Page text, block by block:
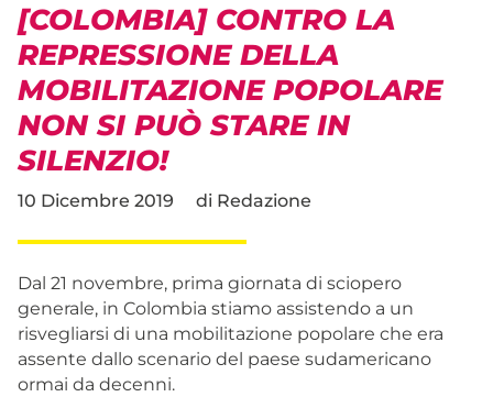
[COLOMBIA] CONTRO LA
REPRESSIONE DELLA
MOBILITAZIONE POPOLARE
NON SI PUÒ STARE IN
SILENZIO!
10 Dicembre 2019 di Redazione
Dal 21 novembre, prima giornata di sciopero
generale, in Colombia stiamo assistendo a un
risvegliarsi di una mobilitazione popolare che era
assente dallo scenario del paese sudamericano
ormai da decenni.